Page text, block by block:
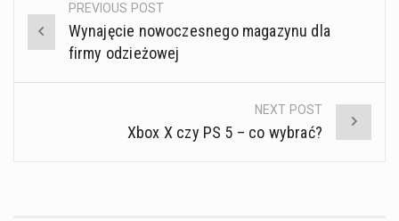
Post
navigation
PREVIOUS POST
Wynajęcie nowoczesnego magazynu dla
firmy odzieżowej
NEXT POST
Xbox X czy PS 5 – co wybrać?